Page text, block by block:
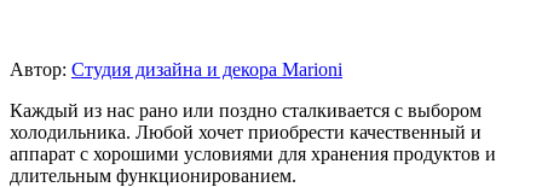
Автор: Студия дизайна и декора Marioni
Каждый из нас рано или поздно сталкивается с выбором
холодильника. Любой хочет приобрести качественный и
аппарат с хорошими условиями для хранения продуктов и
длительным функционированием.